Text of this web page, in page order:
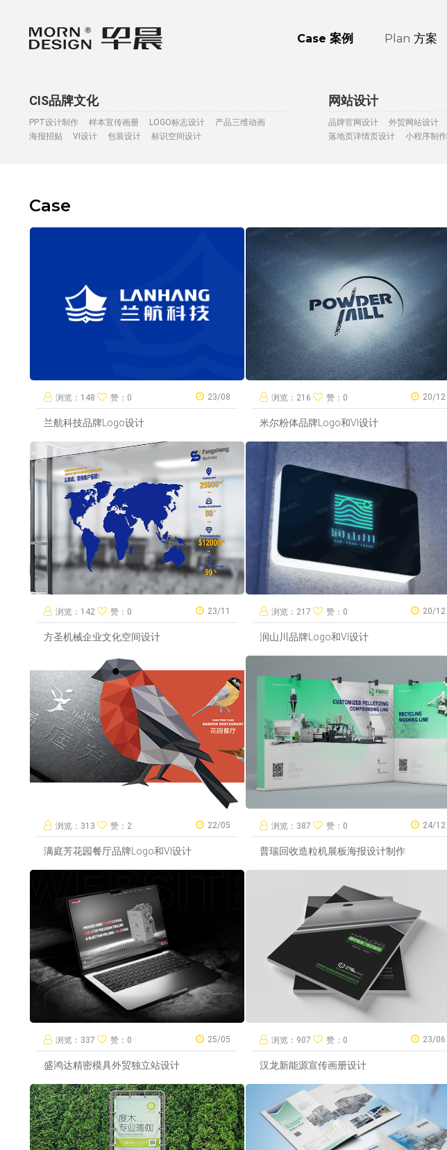
Case 案例 Plan 方案
CIS品牌文化
PPT设计制作 样本宣传画册 LOGO标志设计
产品三维动画
海报招贴
VI设计 包装设计 标识空间设计
网站设计
品牌官网设计 外贸网站设计
落地页详情页设计
小程序制作
Case
浏览：148 赞：0 23/08
兰航科技品牌Logo设计
浏览：216 赞：0 20/12
米尔粉体品牌Logo和VI设计
浏览：142 赞：0 23/11
方圣机械企业文化空间设计
浏览：217 赞：0 20/12
润山川品牌Logo和VI设计
浏览：313 赞：2 22/05
满庭芳花园餐厅品牌Logo和VI设计
浏览：387 赞：0 24/12
普瑞回收造粒机展板海报设计制作
浏览：337 赞：0 25/05
盛鸿达精密模具外贸独立站设计
浏览：907 赞：0 23/06
汉龙新能源宣传画册设计